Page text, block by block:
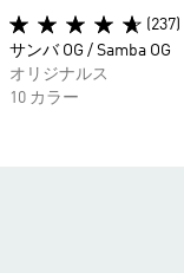
(237)
サンバ OG / Samba OG
オリジナルス
10 カラー